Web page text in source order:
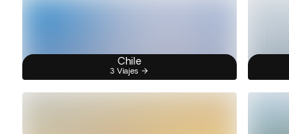
Chile
3 Viajes